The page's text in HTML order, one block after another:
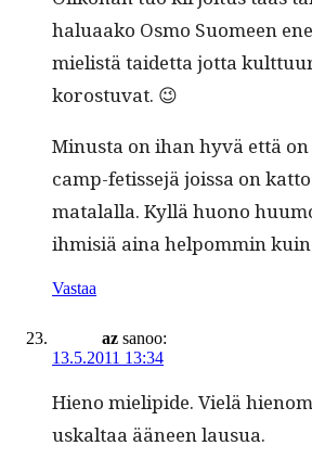
halu­aako Osmo Suomeen
mielistä taidet­ta jot­ta
korostuvat. 😉
Minus­ta on ihan hyvä että
camp-fetis­se­jä jois­sa on
mata­lal­la. Kyl­lä huono
ihmisiä aina helpom­min
Vastaa
az sanoo:
13.5.2011 13:34
Hieno mielipi­de. Vielä
uskaltaa ääneen lausua.